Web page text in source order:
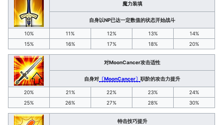
魔力装填
自身以NP已达一定数值的状态开始战斗
10% 11% 12% 13%
14%
15%
16% 17% 18% 20%
对MoonCancer攻击适性
自身对 〔MoonCancer〕 职阶的攻击力提升
20% 21% 22% 23%
24%
25%
26% 27% 28% 30%
特击技巧提升